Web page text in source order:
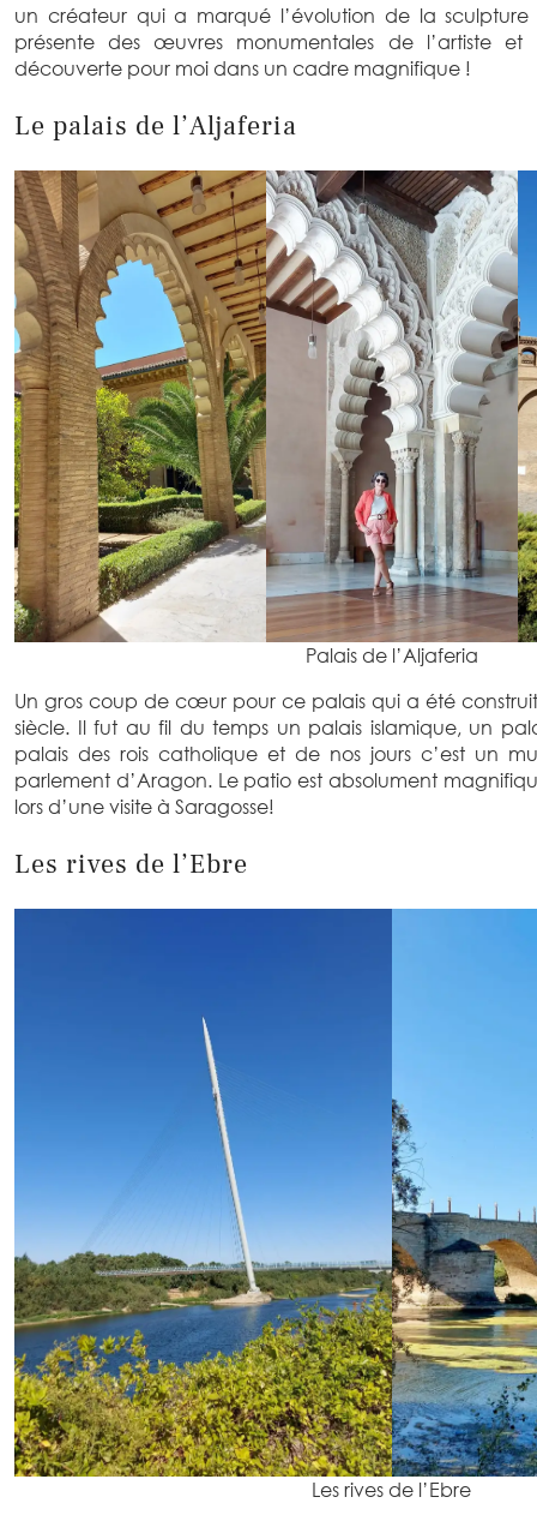
un créateur qui a marqué l’évolution de la sculpture
présente des œuvres monumentales de l’artiste et
découverte pour moi dans un cadre magnifique !
Le palais de l’Aljaferia
Palais de l’Aljaferia
Un gros coup de cœur pour ce palais qui a été
siècle. Il fut au fil du temps un palais islamique, un
palais des rois catholique et de nos jours c’est un
parlement d’Aragon. Le patio est absolument
lors d’une visite à Saragosse!
Les rives de l’Ebre
Les rives de l’Ebre